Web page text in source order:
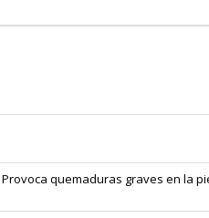
quemaduras graves en la